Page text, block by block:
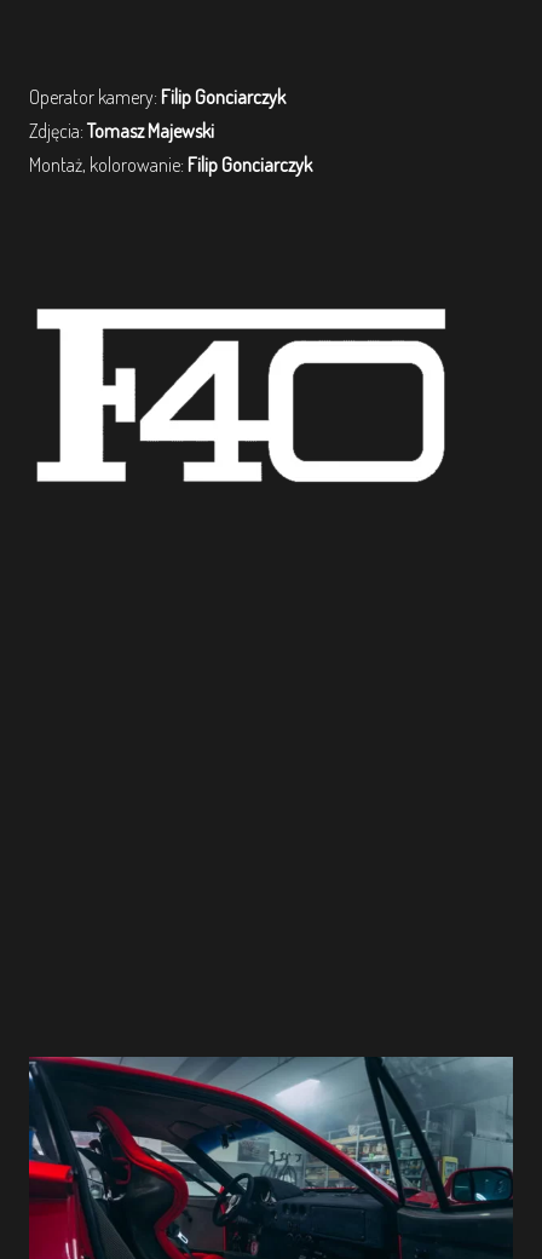
Operator kamery: Filip Gonciarczyk
Zdjęcia: Tomasz Majewski
Montaż, kolorowanie: Filip Gonciarczyk